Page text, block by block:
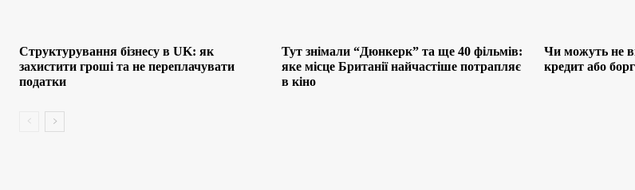
Структурування бізнесу в UK: як
захистити гроші та не переплачувати
податки
Тут знімали “Дюнкерк” та ще 40 фільмів:
яке місце Британії найчастіше потрапляє
в кіно
Чи можуть не
кредит або